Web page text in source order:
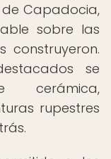
Capadocia,
sobre las
construyeron.
se
cerámica,
rupestres